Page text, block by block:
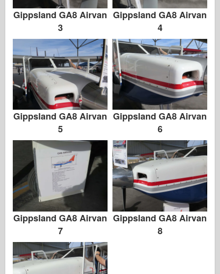
Zvezda
Albumok-Fotók
Könyvek
Dvd
Kapcsolat
le Napló
A készletek
Gippsland GA8 Airvan
3
Gippsland GA8 Airvan
4
Gippsland GA8 Airvan
5
Gippsland GA8 Airvan
6
Gippsland GA8 Airvan
7
Gippsland GA8 Airvan
8